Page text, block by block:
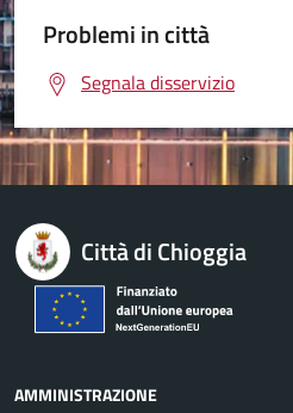
Problemi in città
Segnala disservizio
Città di Chioggia
AMMINISTRAZIONE